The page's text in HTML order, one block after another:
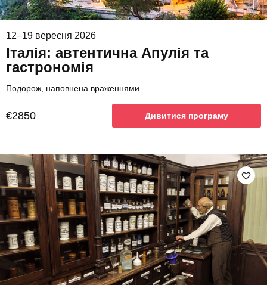
12–19 вересня 2026
Італія: автентична Апулія та
гастрономія
Подорож, наповнена враженнями
€2850 Дивитися програму